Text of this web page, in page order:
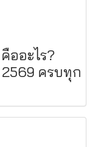
ออะไร?
ครบทุก